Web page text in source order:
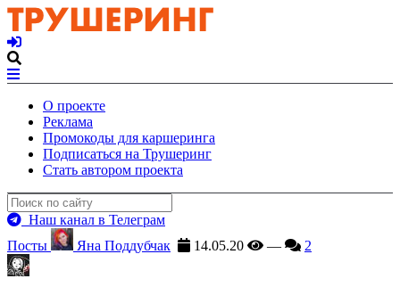
О проекте
Реклама
Промокоды для каршеринга
Подписаться на Трушеринг
Стать автором проекта
Наш канал в Телеграм
Посты
Яна Поддубчак 14.05.20 — 2